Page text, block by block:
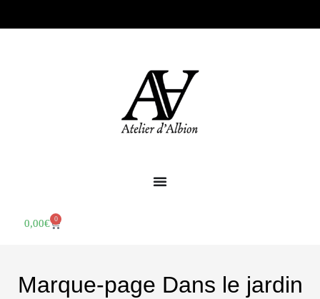
0,00€ 0
Marque-page Dans le jardin